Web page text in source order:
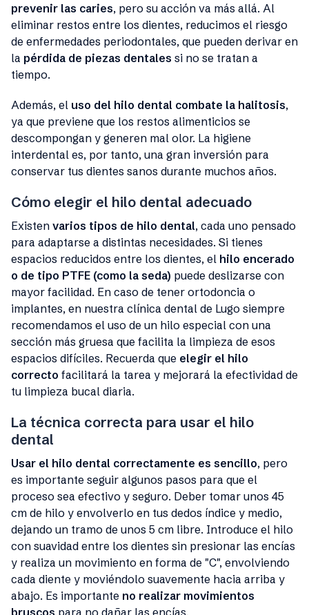
prevenir las caries, pero su acción va más allá. Al
eliminar restos entre los dientes, reducimos el riesgo
de enfermedades periodontales, que pueden derivar en
la pérdida de piezas dentales si no se tratan a
tiempo.
Además, el uso del hilo dental combate la halitosis,
ya que previene que los restos alimenticios se
descompongan y generen mal olor. La higiene
interdental es, por tanto, una gran inversión para
conservar tus dientes sanos durante muchos años.
Cómo elegir el hilo dental adecuado
Existen varios tipos de hilo dental, cada uno pensado
para adaptarse a distintas necesidades. Si tienes
espacios reducidos entre los dientes, el hilo encerado
o de tipo PTFE (como la seda) puede deslizarse con
mayor facilidad. En caso de tener ortodoncia o
implantes, en nuestra clínica dental de Lugo siempre
recomendamos el uso de un hilo especial con una
sección más gruesa que facilita la limpieza de esos
espacios difíciles. Recuerda que elegir el hilo
correcto facilitará la tarea y mejorará la efectividad de
tu limpieza bucal diaria.
La técnica correcta para usar el hilo
dental
Usar el hilo dental correctamente es sencillo, pero
es importante seguir algunos pasos para que el
proceso sea efectivo y seguro. Deber tomar unos 45
cm de hilo y envolverlo en tus dedos índice y medio,
dejando un tramo de unos 5 cm libre. Introduce el hilo
con suavidad entre los dientes sin presionar las encías
y realiza un movimiento en forma de "C", envolviendo
cada diente y moviéndolo suavemente hacia arriba y
abajo. Es importante no realizar movimientos